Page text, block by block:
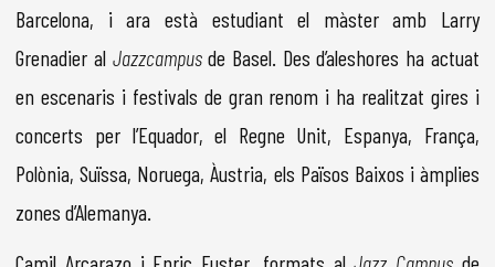
Barcelona, i ara està estudiant el màster amb Larry
Grenadier al Jazzcampusde Basel. Des d’aleshores ha actuat
en escenaris i festivals de gran renom i ha realitzat gires i
concerts per l’Equador, el Regne Unit, Espanya, França,
Polònia, Suïssa, Noruega, Àustria, els Països Baixos i àmplies
zones d’Alemanya.